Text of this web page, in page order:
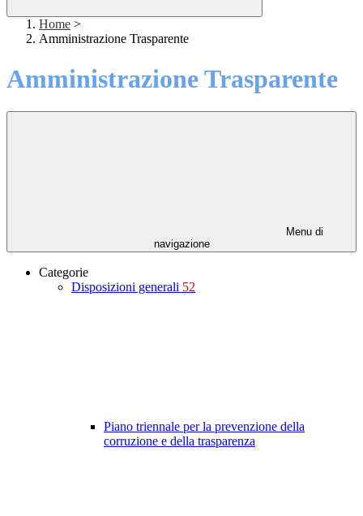
Home >
Amministrazione Trasparente
Amministrazione Trasparente
Menu di
navigazione
Categorie
Disposizioni generali 52
Piano triennale per la prevenzione della
corruzione e della trasparenza